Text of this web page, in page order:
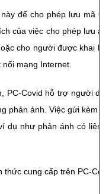
để cho phép lưu mã
của việc cho phép lưu
cho người được khai
mạng Internet.
PC-Covid hỗ trợ người
phản ánh. Việc gửi kèm
dụ như phản ánh có liên
thức cung cấp trên PC-